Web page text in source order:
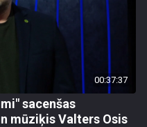
00:37:37
sacenšas
mūziķis Valters Osis